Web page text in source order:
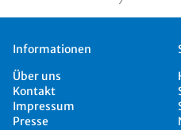
Informationen
Über uns
Kontakt
Impressum
Presse